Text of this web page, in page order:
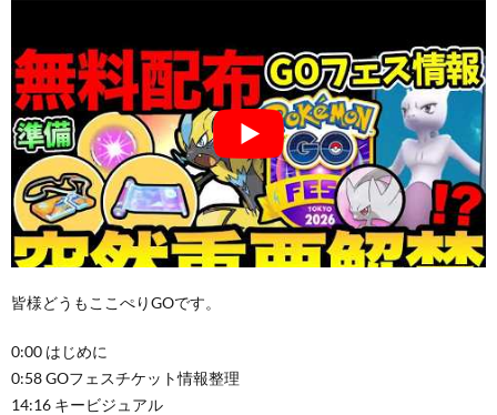
皆様どうもここぺりGOです。
0:00 はじめに
0:58 GOフェスチケット情報整理
14:16 キービジュアル